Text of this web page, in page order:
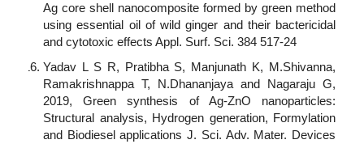
Ag core shell nanocomposite formed by green method
using essential oil of wild ginger and their bactericidal
and cytotoxic effects Appl. Surf. Sci. 384 517-24
Yadav L S R, Pratibha S, Manjunath K, M.Shivanna,
Ramakrishnappa T, N.Dhananjaya and Nagaraju G,
2019, Green synthesis of Ag-ZnO nanoparticles:
Structural analysis, Hydrogen generation, Formylation
and Biodiesel applications J. Sci. Adv. Mater. Devices